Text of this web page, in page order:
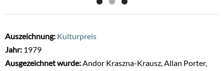
Auszeichnung: Kulturpreis
Jahr: 1979
Ausgezeichnet wurde:Andor Kraszna-Krausz, Allan Porter,